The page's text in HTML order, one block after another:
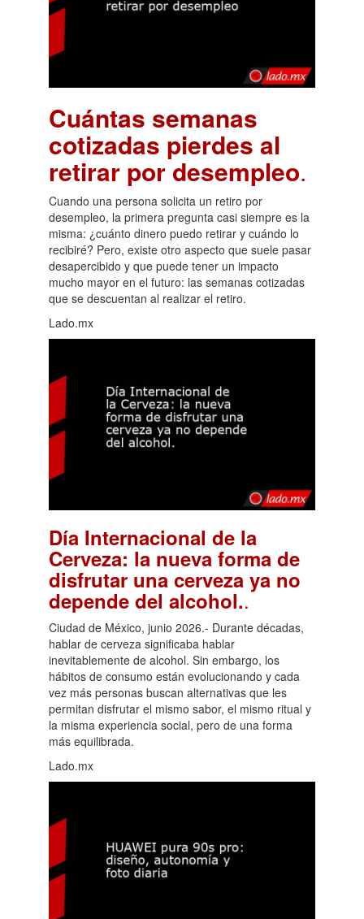
Cuántas semanas
cotizadas pierdes al
retirar por desempleo.
Cuando una persona solicita un retiro por
desempleo, la primera pregunta casi siempre es la
misma: ¿cuánto dinero puedo retirar y cuándo lo
recibiré? Pero, existe otro aspecto que suele pasar
desapercibido y que puede tener un impacto
mucho mayor en el futuro: las semanas cotizadas
que se descuentan al realizar el retiro.
Lado.mx
Día Internacional de la
Cerveza: la nueva forma de
disfrutar una cerveza ya no
depende del alcohol..
Ciudad de México, junio 2026.- Durante décadas,
hablar de cerveza significaba hablar
inevitablemente de alcohol. Sin embargo, los
hábitos de consumo están evolucionando y cada
vez más personas buscan alternativas que les
permitan disfrutar el mismo sabor, el mismo ritual y
la misma experiencia social, pero de una forma
más equilibrada.
Lado.mx